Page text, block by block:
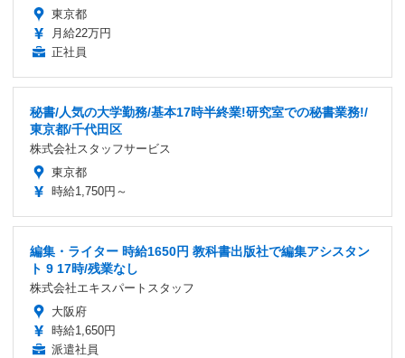
東京都
月給22万円
正社員
秘書/人気の大学勤務/基本17時半終業!研究室での秘書業務!/
東京都/千代田区
株式会社スタッフサービス
東京都
時給1,750円～
編集・ライター 時給1650円 教科書出版社で編集アシスタン
ト 9 17時/残業なし
株式会社エキスパートスタッフ
大阪府
時給1,650円
派遣社員